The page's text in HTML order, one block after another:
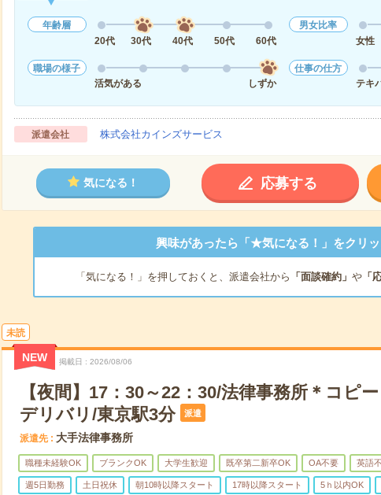
年齢層
20代
30代 40代 50代 60代
男女比率
女性
職場の様子
活気がある
しずか
仕事の仕方
テキ
派遣会社 株式会社カインズサービス
気になる！ 応募する
興味があったら「★気になる！」をクリッ
「気になる！」を押しておくと、派遣会社から 「面談確約」 や「
未読
NEW 掲載日 2026/08/06
【夜間】17：30～22：30/法律事務所＊コピ
デリバリ/東京駅3分
派遣
派遣先 大手法律事務所
職種未経験OK ブランクOK 大学生歓迎 既卒第二新卒OK OA不要 英語
週5日勤務 土日祝休 朝10時以降スタート 17時以降スタート 5ｈ以内OK